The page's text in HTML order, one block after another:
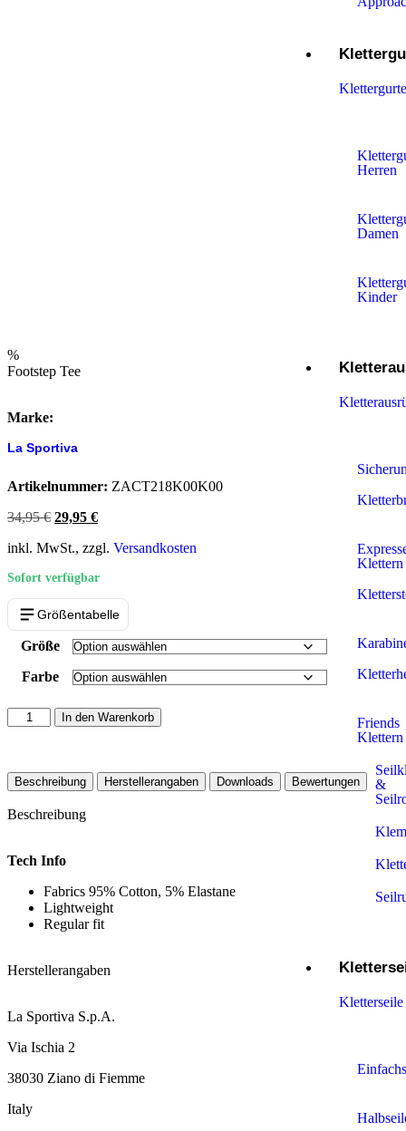
Herren
Damen
Kinder
Klettern
Friends
Klettern
&
Kletterseile
%
Footstep Tee
Marke:
La Sportiva
Artikelnummer: ZACT218K00K00
34,95€ 29,95 €
inkl. MwSt., zzgl. Versandkosten
Sofort verfügbar
Größentabelle
Größe
Farbe
In den Warenkorb
Beschreibung Herstellerangaben Downloads Bewertungen
Beschreibung
Tech Info
Fabrics 95% Cotton, 5% Elastane
Lightweight
Regular fit
Herstellerangaben
La Sportiva S.p.A.
Via Ischia 2
38030 Ziano di Fiemme
Italy